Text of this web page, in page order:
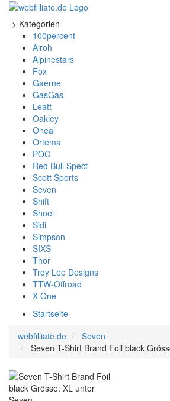
-> Kategorien
100percent
Airoh
Alpinestars
Fox
Gaerne
GasGas
Leatt
Oakley
Oneal
Ortema
POC
Red Bull Spect
Scott Sports
Seven
Shift
Shoei
Sidi
Simpson
SIXS
Thor
Troy Lee Designs
TTW-Offroad
X-One
Startseite
webfilliate.de
Seven
Seven T-Shirt Brand Foil black